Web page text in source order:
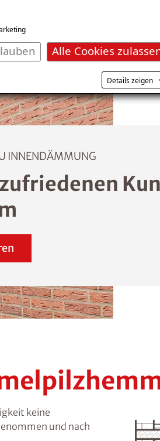
Alle Cookies
Details zeigen
INNENDÄMMUNG
keine
und nach